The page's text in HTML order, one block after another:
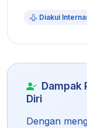
Diakui
Dampak
Diri
Dengan